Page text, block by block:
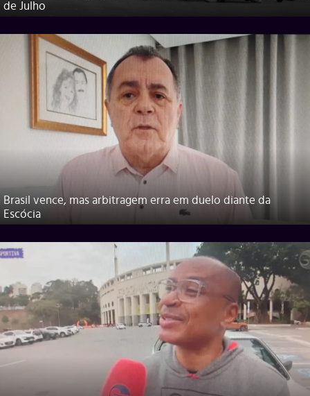
de Julho
Brasil vence, mas arbitragem erra em duelo diante da
Escócia